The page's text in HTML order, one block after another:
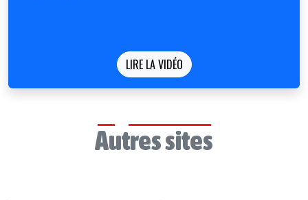
LIRE LA VIDÉO
Autres sites